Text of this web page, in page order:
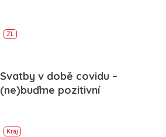
ZL
Svatby v době covidu –
(ne)buďme pozitivní
Kraj